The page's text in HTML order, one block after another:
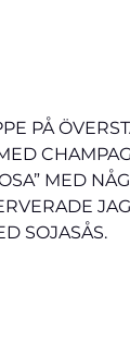
PÅ
MED
JAG
SOJASÅS.